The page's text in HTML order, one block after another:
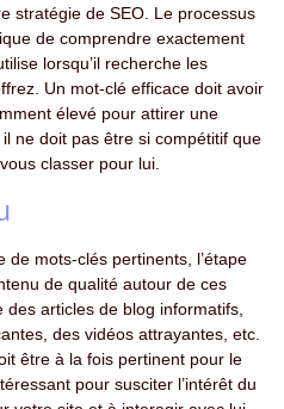
stratégie de SEO. Le processus
de comprendre exactement
lorsqu’il recherche les
Un mot-clé efficace doit avoir
élevé pour attirer une
ne doit pas être si compétitif que
classer pour lui.
de mots-clés pertinents, l’étape
de qualité autour de ces
des articles de blog informatifs,
des vidéos attrayantes, etc.
être à la fois pertinent pour le
pour susciter l’intérêt du